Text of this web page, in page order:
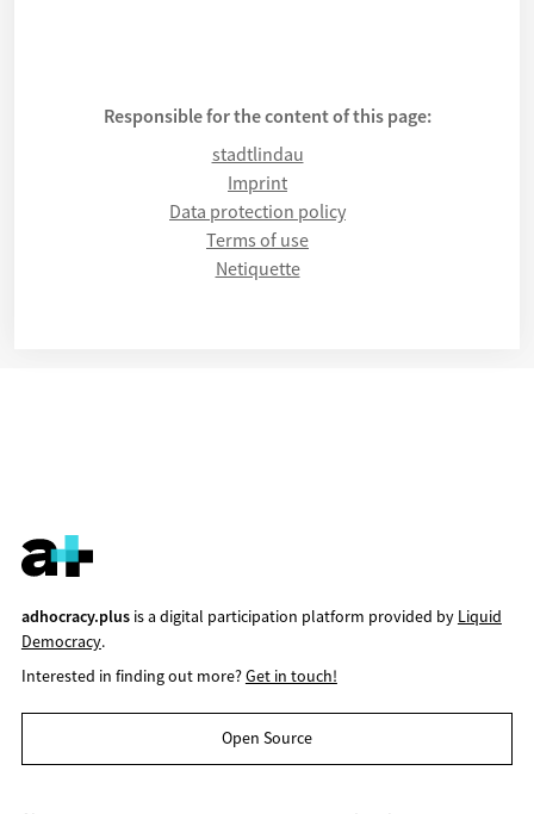
Responsible for the content of this page:
stadtlindau
Imprint
Data protection policy
Terms of use
Netiquette
adhocracy.plusis a digital participation platform provided by Liquid
Democracy.
Interested in finding out more?Get in touch!
Open Source